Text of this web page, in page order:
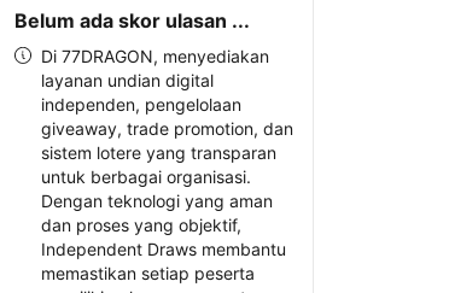
Belum ada skor ulasan ...
Di 77DRAGON, menyediakan
layanan undian digital
independen, pengelolaan
giveaway, trade promotion, dan
sistem lotere yang transparan
untuk berbagai organisasi.
Dengan teknologi yang aman
dan proses yang objektif,
Independent Draws membantu
memastikan setiap peserta